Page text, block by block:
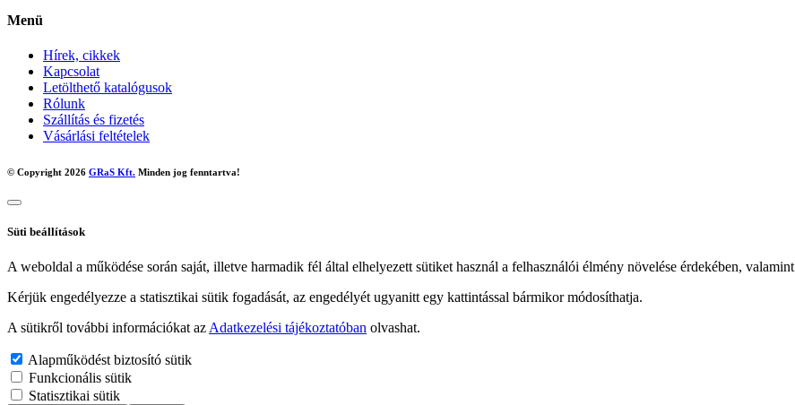
Menü
Hírek, cikkek
Kapcsolat
Letölthető katalógusok
Rólunk
Szállítás és fizetés
Vásárlási feltételek
© Copyright 2026 GRaS Kft. Minden jog fenntartva!
Süti beállítások
A weboldal a működése során saját, illetve harmadik fél által elhelyezett sütiket használ a felhasználói élmény növelése érdekében,
Kérjük engedélyezze a statisztikai sütik fogadását, az engedélyét ugyanitt egy kattintással bármikor módosíthatja.
A sütikről további információkat az Adatkezelési tájékoztatóban olvashat.
Alapműködést biztosító sütik
Funkcionális sütik
Statisztikai sütik